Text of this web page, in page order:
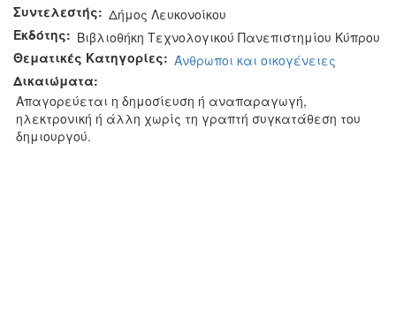
Συντελεστής: Δήμος Λευκονοίκου
Εκδότης: Βιβλιοθήκη Τεχνολογικού Πανεπιστημίου Κύπρου
Θεματικές Κατηγορίες: Άνθρωποι και οικογένειες
Δικαιώματα:
Απαγορεύεται η δημοσίευση ή αναπαραγωγή,
ηλεκτρονική ή άλλη χωρίς τη γραπτή συγκατάθεση του
δημιουργού.